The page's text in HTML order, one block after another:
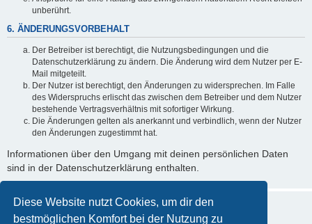
Diese Website nutzt Cookies, um dir den
bestmöglichen Komfort bei der Nutzung zu
unberührt.
6. ÄNDERUNGSVORBEHALT
Der Betreiber ist berechtigt, die Nutzungsbedingungen und die
Datenschutzerklärung zu ändern. Die Änderung wird dem Nutzer per E-
Mail mitgeteilt.
Der Nutzer ist berechtigt, den Änderungen zu widersprechen. Im Falle
des Widerspruchs erlischt das zwischen dem Betreiber und dem Nutzer
bestehende Vertragsverhältnis mit sofortiger Wirkung.
Die Änderungen gelten als anerkannt und verbindlich, wenn der Nutzer
den Änderungen zugestimmt hat.
Informationen über den Umgang mit deinen persönlichen Daten
sind in der Datenschutzerklärung enthalten.